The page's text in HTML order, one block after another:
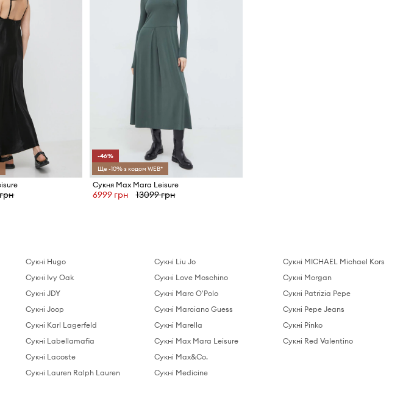
-46%
Ще -10% з кодом WEB*
Сукня Max Mara Leisure
6999 грн 13099 грн
Сукні Hugo
Сукні Ivy Oak
Сукні JDY
Сукні Joop
Сукні Karl Lagerfeld
Сукні Labellamafia
Сукні Lacoste
Сукні Lauren Ralph Lauren
Сукні Liu Jo
Сукні Love Moschino
Сукні Marc O'Polo
Сукні Marciano Guess
Сукні Marella
Сукні Max Mara Leisure
Сукні Max&Co.
Сукні Medicine
Сукні MICHAEL Michael Kors
Сукні Morgan
Сукні Patrizia Pepe
Сукні Pepe Jeans
Сукні Pinko
Сукні Red Valentino